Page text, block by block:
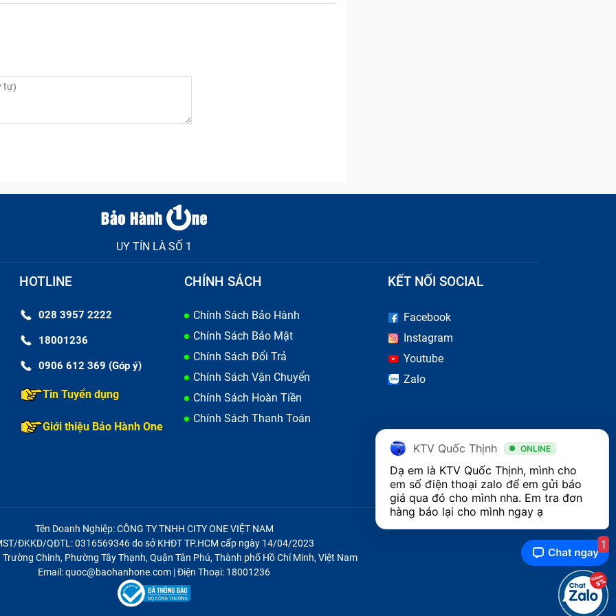
khả năng hiển thị nội dung và gây khó chịu khi nhìn.
điều khiển của người dùng vẫn phản hồi chính xác.
Các vết sẹo này thường xuất hiện do máy ma sát với các vật cứng
và làm giảm đáng kể tính thẩm mỹ của máy.
dán giữa kính và khung máy bị mất độ kết dính gây hở viền.
trước các tác nhân như bụi và nước.
là hậu quả của việc ép kính chất lượng thấp tại các nơi không
UY TÍN LÀ SỐ 1
HOTLINE
028 3957 2222
18001236
0906 612 369 (Góp ý)
Tin Tuyển dụng
Giới thiệu Bảo Hành One
CHÍNH SÁCH
Chính Sách Bảo Hành
Chính Sách Bảo Mật
Chính Sách Đổi Trả
Chính Sách Vận Chuyển
Chính Sách Hoàn Tiền
Chính Sách Thanh Toán
KẾT NỐI SOCIAL
Facebook
Instagram
Youtube
Zalo
Tên Doanh Nghiệp: CÔNG TY TNHH CITY ONE VIỆT NAM
ĐKKD/QĐTL: 0316569346 do sở KHĐT TP.HCM cấp ngày 14/04/2023
Trường Chinh, Phường Tây Thạnh, Quận Tân Phú, Thành phố Hồ Chí Minh, Việt Nam
Email: quoc@baohanhone.com | Điện Thoại: 18001236
KTV Quốc Thịnh ONLINE
Dạ em là KTV Quốc Thịnh, mình cho
em số điện thoại zalo để em gửi báo
giá qua đó cho mình nha. Em tra đơn
hàng báo lại cho mình ngay ạ
1